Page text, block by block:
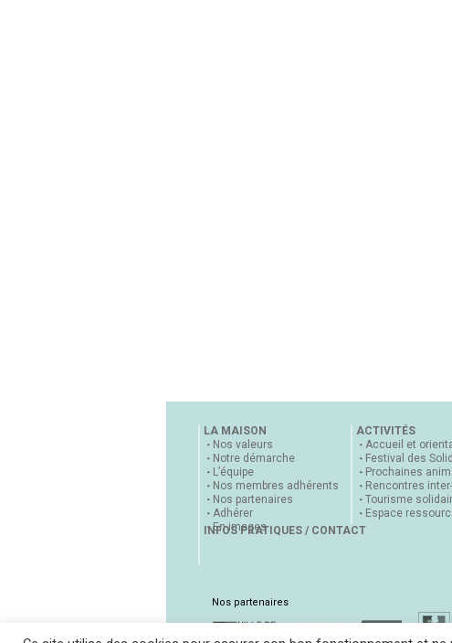
LA MAISON
Nos valeurs
Notre démarche
L’équipe
Nos membres adhérents
Nos partenaires
Adhérer
En images
ACTIVITÉS
Accueil et
Festival des
Prochaines
Rencontres
Tourisme
Espace
INFOS PRATIQUES / CONTACT
Nos partenaires